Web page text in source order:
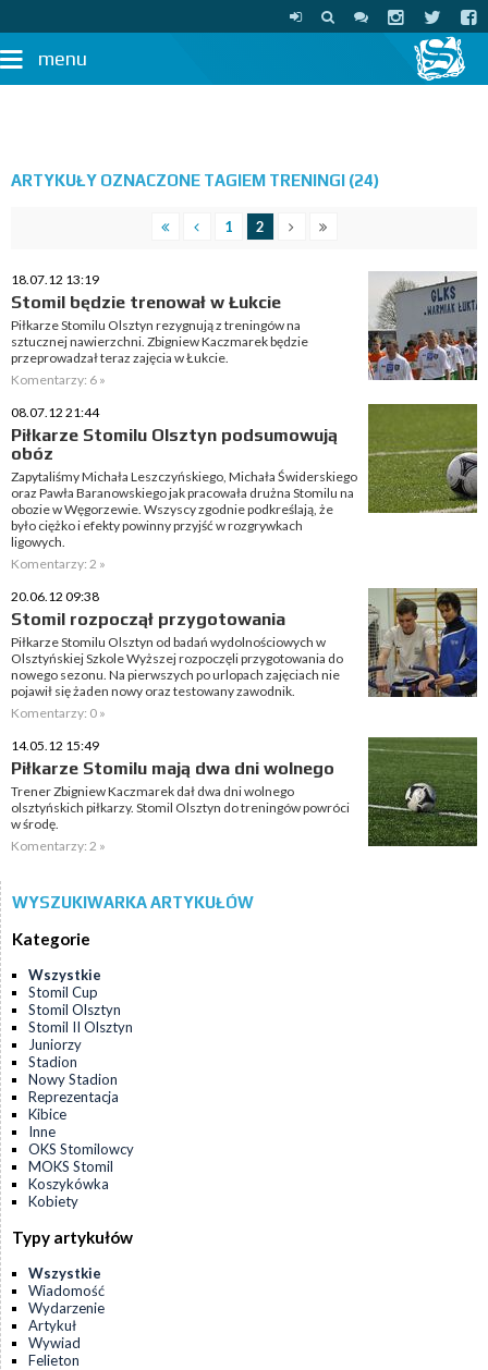
menu
ARTYKUŁY OZNACZONE TAGIEM TRENINGI (24)
1 2
18.07.12 13:19
Stomil będzie trenował w Łukcie
Piłkarze Stomilu Olsztyn rezygnują z treningów na
sztucznej nawierzchni. Zbigniew Kaczmarek będzie
przeprowadzał teraz zajęcia w Łukcie.
Komentarzy: 6 »
08.07.12 21:44
Piłkarze Stomilu Olsztyn podsumowują
obóz
Zapytaliśmy Michała Leszczyńskiego, Michała Świderskiego
oraz Pawła Baranowskiego jak pracowała drużna Stomilu na
obozie w Węgorzewie. Wszyscy zgodnie podkreślają, że
było ciężko i efekty powinny przyjść w rozgrywkach
ligowych.
Komentarzy: 2 »
20.06.12 09:38
Stomil rozpoczął przygotowania
Piłkarze Stomilu Olsztyn od badań wydolnościowych w
Olsztyńskiej Szkole Wyższej rozpoczęli przygotowania do
nowego sezonu. Na pierwszych po urlopach zajęciach nie
pojawił się żaden nowy oraz testowany zawodnik.
Komentarzy: 0 »
14.05.12 15:49
Piłkarze Stomilu mają dwa dni wolnego
Trener Zbigniew Kaczmarek dał dwa dni wolnego
olsztyńskich piłkarzy. Stomil Olsztyn do treningów powróci
w środę.
Komentarzy: 2 »
WYSZUKIWARKA ARTYKUŁÓW
Kategorie
Wszystkie
Stomil Cup
Stomil Olsztyn
Stomil II Olsztyn
Juniorzy
Stadion
Nowy Stadion
Reprezentacja
Kibice
Inne
OKS Stomilowcy
MOKS Stomil
Koszykówka
Kobiety
Typy artykułów
Wszystkie
Wiadomość
Wydarzenie
Artykuł
Wywiad
Felieton